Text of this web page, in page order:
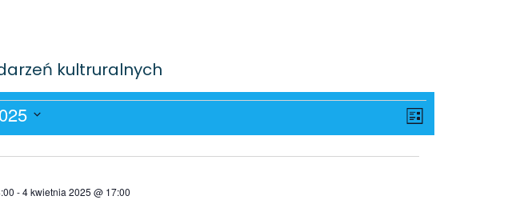
kultruralnych
Nawigacja
Widoków
Widoki
Lista
-4 kwietnia 2025 @ 17:00